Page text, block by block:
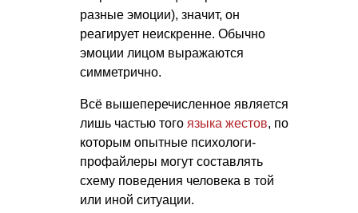
разные эмоции), значит, он
реагирует неискренне. Обычно
эмоции лицом выражаются
симметрично.
Всё вышеперечисленное является
лишь частью того языка жестов, по
которым опытные психологи-
профайлеры могут составлять
схему поведения человека в той
или иной ситуации.